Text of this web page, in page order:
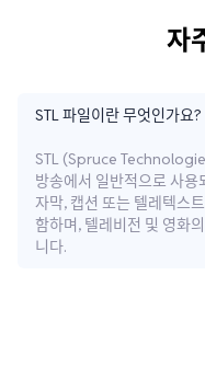
자
STL 파일이란 무엇인가요?
STL (Spruce
방송에서 일반적으로 사용
자막, 캡션 또는 텔레텍스
함하며, 텔레비전 및 영화
니다.